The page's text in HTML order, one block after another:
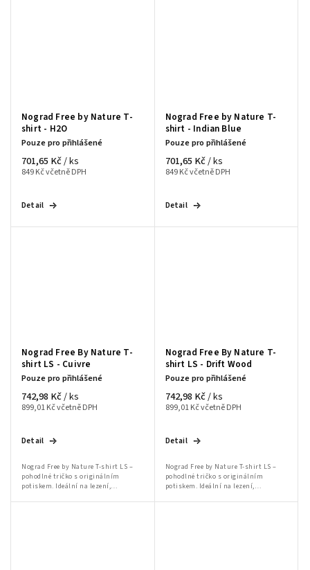
Nograd Free by Nature T-
shirt - H2O
Pouze pro přihlášené
849 Kč včetně DPH
701,65 Kč/ ks
Detail
Nograd Free by Nature T-
shirt - Indian Blue
Pouze pro přihlášené
849 Kč včetně DPH
701,65 Kč/ ks
Detail
Nograd Free By Nature T-
shirt LS - Cuivre
Pouze pro přihlášené
899,01 Kč včetně DPH
742,98 Kč/ ks
Detail
Nograd Free by Nature T-shirt LS –
pohodlné tričko s originálním
potiskem. Ideální na lezení,
Nograd Free By Nature T-
shirt LS - Drift Wood
Pouze pro přihlášené
899,01 Kč včetně DPH
742,98 Kč/ ks
Detail
Nograd Free by Nature T-shirt LS –
pohodlné tričko s originálním
potiskem. Ideální na lezení,